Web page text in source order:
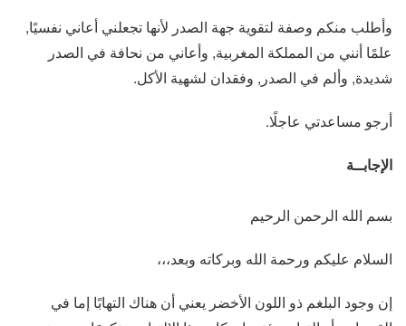
وأطلب منكم وصفة لتقوية جهة الصدر لأنها تجعلني أعاني نفسيًا,
علمًا أنني من المملكة المغربية, وأعاني من نحافة في الصدر
شديدة, وألم في الصدر, وفقدان لشهية الأكل.
أرجو مساعدتي عاجلًا.
الإجابــة
بسم الله الرحمن الرحيم
السلام عليكم ورحمة الله وبركاته وبعد،،،
إن وجود البلغم ذو اللون الأخضر يعني أن هناك التهابًا إما في